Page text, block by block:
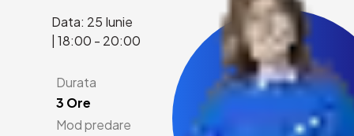
Data: 25 Iunie
| 18:00 - 20:00
Durata
3 Ore
Mod predare